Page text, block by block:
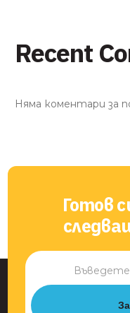
Recent
Няма коментари за
Готов